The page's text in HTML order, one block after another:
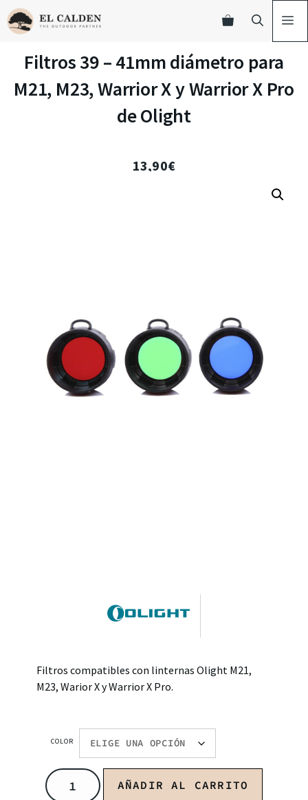
Filtros 39 – 41mm diámetro para
M21, M23, Warrior X y Warrior X Pro
de Olight
13,90€
Filtros compatibles con linternas Olight M21,
M23, Warior X y Warrior X Pro.
COLOR
AÑADIR AL CARRITO